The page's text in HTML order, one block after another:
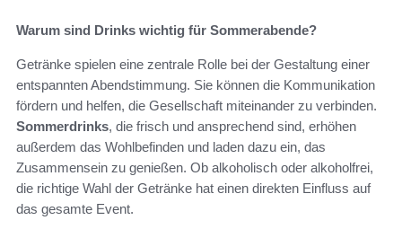
Warum sind Drinks wichtig für Sommerabende?
Getränke spielen eine zentrale Rolle bei der Gestaltung einer
entspannten Abendstimmung. Sie können die Kommunikation
fördern und helfen, die Gesellschaft miteinander zu verbinden.
Sommerdrinks, die frisch und ansprechend sind, erhöhen
außerdem das Wohlbefinden und laden dazu ein, das
Zusammensein zu genießen. Ob alkoholisch oder alkoholfrei,
die richtige Wahl der Getränke hat einen direkten Einfluss auf
das gesamte Event.